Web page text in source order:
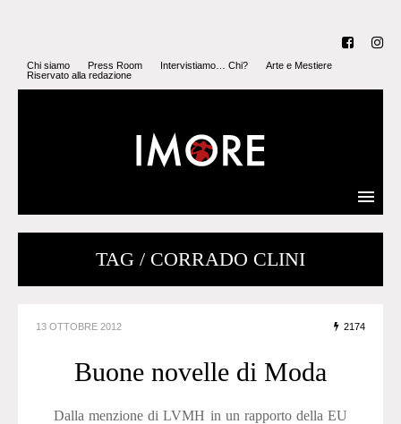
Chi siamo Press Room Intervistiamo… Chi?
Arte e Mestiere
Riservato alla redazione
TAG / CORRADO CLINI
13 OTTOBRE 2012 2174
Buone novelle di Moda
Dalla menzione di LVMH in un rapporto della EU